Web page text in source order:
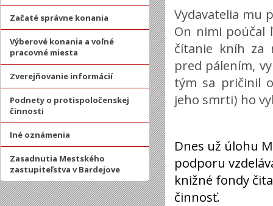
Začaté správne konania
Výberové konania a voľné
pracovné miesta
Zverejňovanie informácií
Podnety o protispoločenskej
činnosti
Iné oznámenia
Zasadnutia Mestského
zastupiteľstva v Bardejove
Vydavatelia mu
On nimi poúčal
čítanie kníh za
pred pálením,
tým sa pričinil
jeho smrti) ho
Dnes už úlohu
podporu
knižné fondy
činnosť.